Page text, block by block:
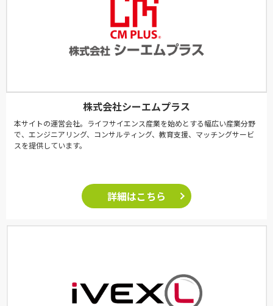
株式会社シーエムプラス
本サイトの運営会社。ライフサイエンス産業を始めとする幅広い産業分野
で、エンジニアリング、コンサルティング、教育支援、マッチングサービ
スを提供しています。
詳細はこちら